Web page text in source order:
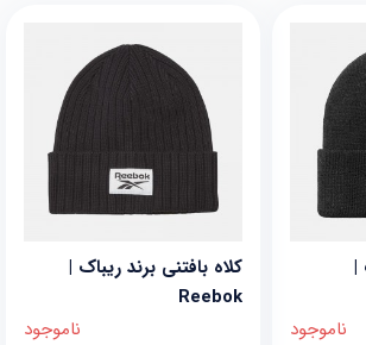
|
ناموجود
کلاه بافتنی برند ریباک |
Reebok
ناموجود